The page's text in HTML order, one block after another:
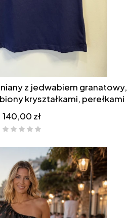
z jedwabiem granatowy,
kryształkami, perełkami
Cena
140,00 zł